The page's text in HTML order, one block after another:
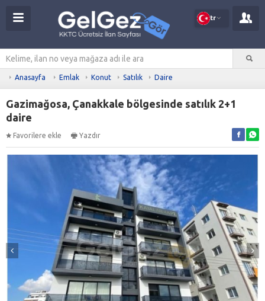
tr
Anasayfa Emlak Konut Satılık Daire
Gazimağosa, Çanakkale bölgesinde satılık 2+1
daire
Favorilere ekle Yazdır